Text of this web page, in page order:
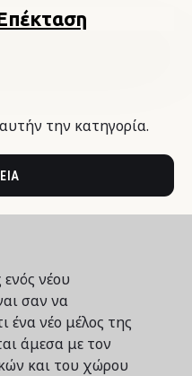
την κατηγορία.
νέου
σαν να
ένα νέο μέλος της
άμεσα με τον
και του χώρου